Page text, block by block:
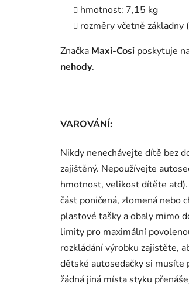
hmotnost: 7,15 kg
rozměry včetně základny
Značka Maxi-Cosi poskytuje
nehody.
VAROVÁNÍ:
Nikdy nenechávejte dítě bez
zajištěný. Nepoužívejte
hmotnost, velikost dítěte
část poničená, zlomená nebo
plastové tašky a obaly mimo
limity pro maximální
rozkládání výrobku zajistěte,
dětské autosedačky si musíte
žádná jiná místa styku